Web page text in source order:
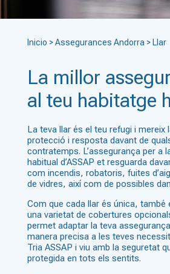
Inicio >Assegurances Andorra > Llar
La millor
al teu habitatge
La teva llar és el teu refugi i mereix
protecció i resposta davant de
contratemps. L’assegurança per a
habitual d’ASSAP et resguarda
com incendis, robatoris, fuites
de vidres, així com de possibles
Com que cada llar és única, també
una varietat de cobertures
permet adaptar la teva
manera precisa a les teves
Tria ASSAP i viu amb la seguretat
protegida en tots els sentits.